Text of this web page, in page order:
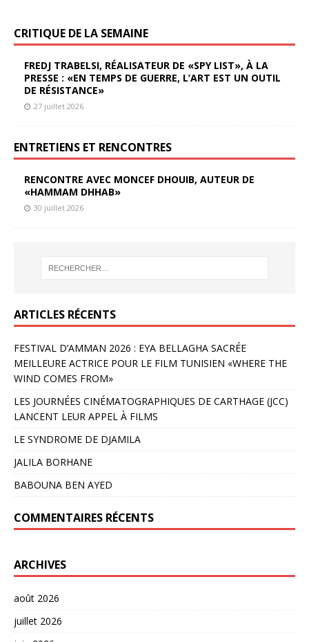
CRITIQUE DE LA SEMAINE
FREDJ TRABELSI, RÉALISATEUR DE «SPY LIST», À LA
PRESSE : «EN TEMPS DE GUERRE, L’ART EST UN OUTIL
DE RÉSISTANCE»
27 juillet 2026
ENTRETIENS ET RENCONTRES
RENCONTRE AVEC MONCEF DHOUIB, AUTEUR DE
«HAMMAM DHHAB»
30 juillet 2026
ARTICLES RÉCENTS
FESTIVAL D’AMMAN 2026 : EYA BELLAGHA SACRÉE
MEILLEURE ACTRICE POUR LE FILM TUNISIEN «WHERE THE
WIND COMES FROM»
LES JOURNÉES CINÉMATOGRAPHIQUES DE CARTHAGE (JCC)
LANCENT LEUR APPEL À FILMS
LE SYNDROME DE DJAMILA
JALILA BORHANE
BABOUNA BEN AYED
COMMENTAIRES RÉCENTS
ARCHIVES
août 2026
juillet 2026